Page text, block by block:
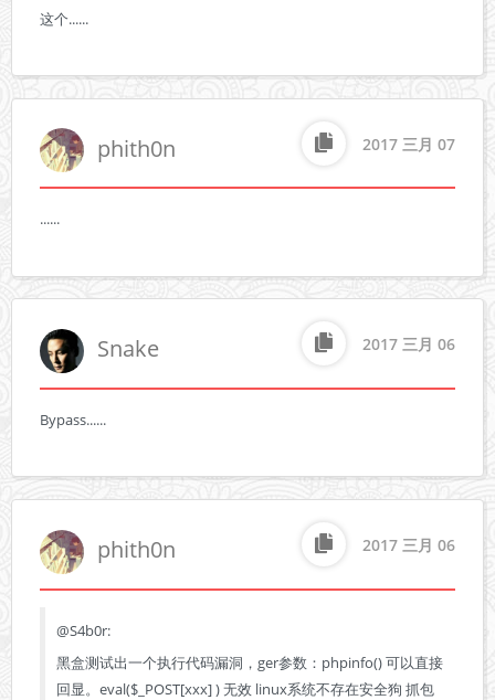
这个......
phith0n 2017 三月 07
......
Snake 2017 三月 06
Bypass......
phith0n 2017 三月 06
@S4b0r:
黑盒测试出一个执行代码漏洞，ger参数：phpinfo() 可以直接
回显。eval($_POST[xxx] ) 无效 linux系统不存在安全狗 抓包